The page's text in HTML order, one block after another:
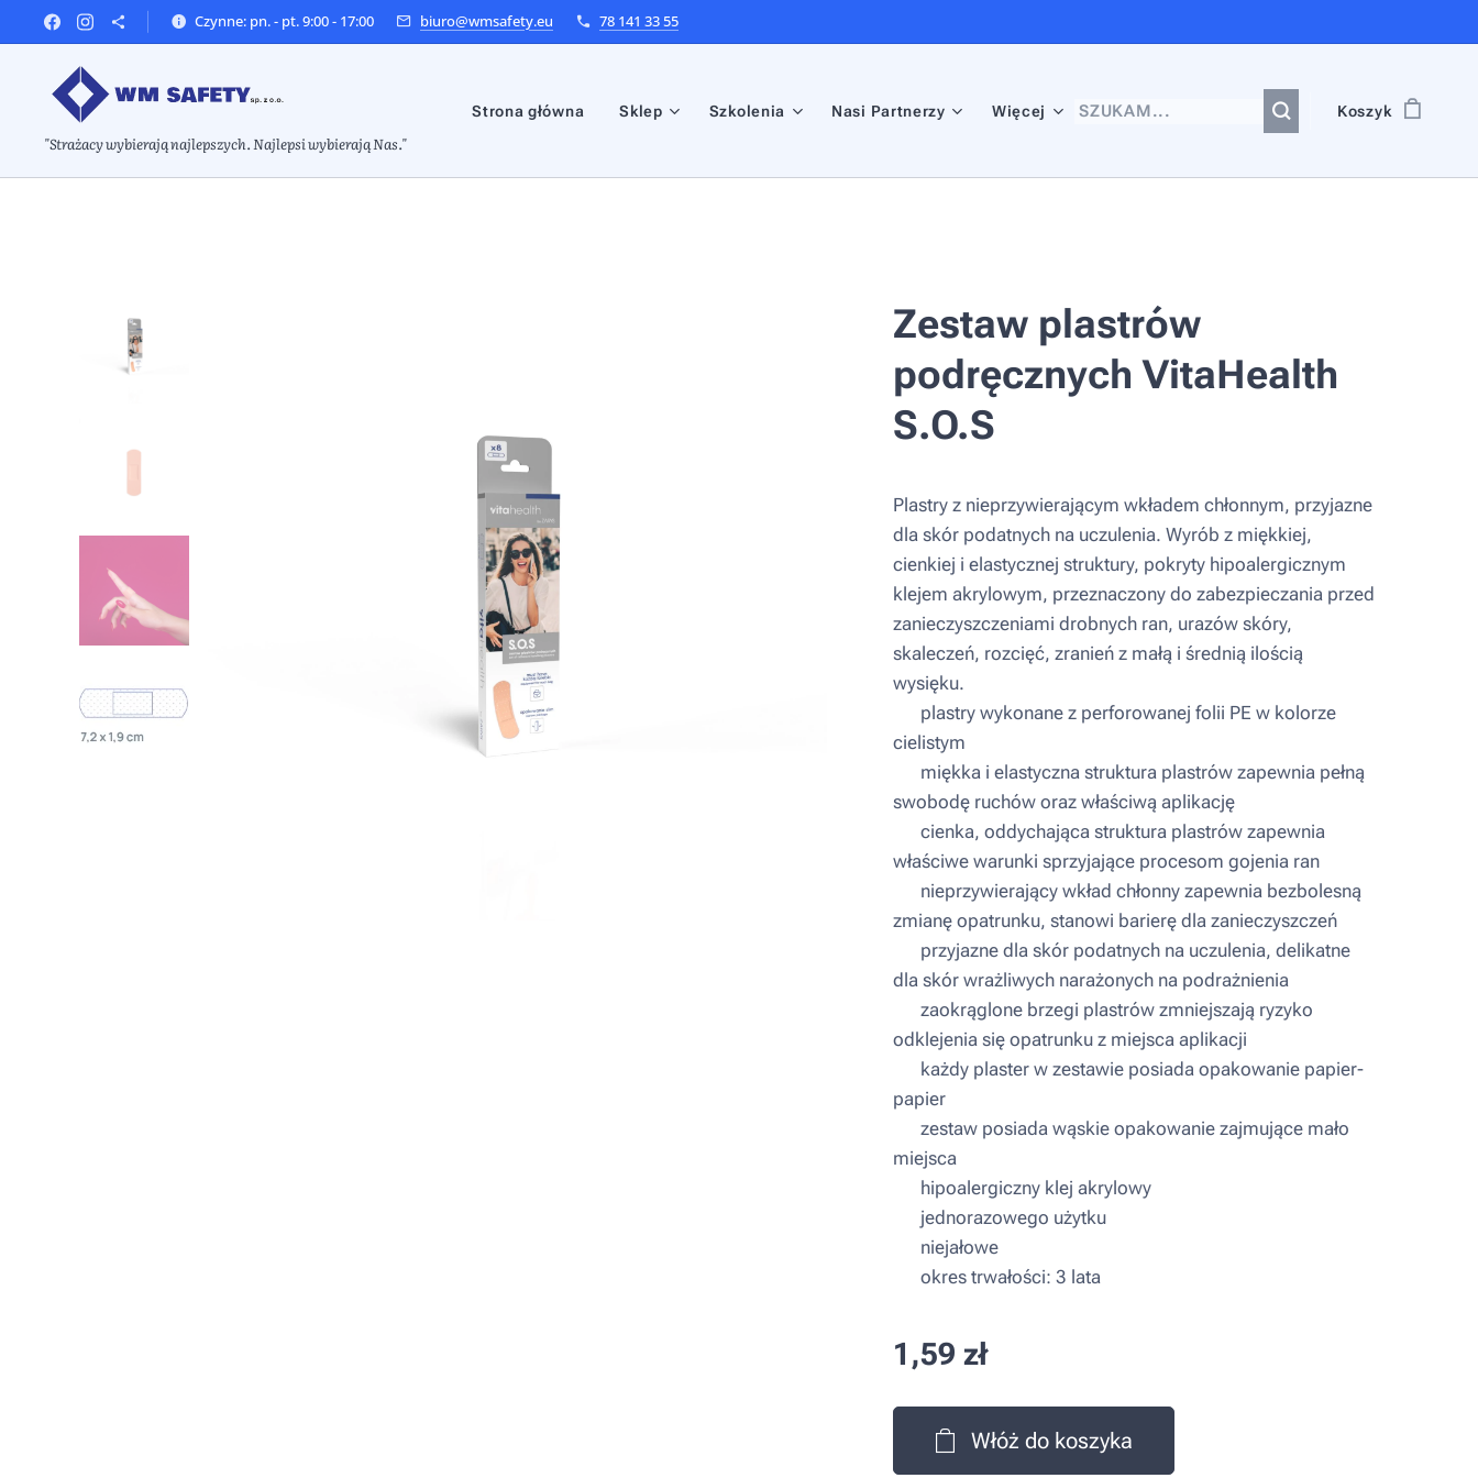
Czynne: pn. - pt. 9:00 - 17:00 biuro@wmsafety.eu 78 141 33 55
"Strażacy wybierają najlepszych. Najlepsi wybierają Nas."
Strona główna Sklep Szkolenia Nasi Partnerzy Więcej Koszyk
Zestaw plastrów
podręcznych VitaHealth
S.O.S
Plastry z nieprzywierającym wkładem chłonnym, przyjazne
dla skór podatnych na uczulenia. Wyrób z miękkiej,
cienkiej i elastycznej struktury, pokryty hipoalergicznym
klejem akrylowym, przeznaczony do zabezpieczania przed
zanieczyszczeniami drobnych ran, urazów skóry,
skaleczeń, rozcięć, zranień z małą i średnią ilością
wysięku.
▪ plastry wykonane z perforowanej folii PE w kolorze
cielistym
▪ miękka i elastyczna struktura plastrów zapewnia pełną
swobodę ruchów oraz właściwą aplikację
▪ cienka, oddychająca struktura plastrów zapewnia
właściwe warunki sprzyjające procesom gojenia ran
▪ nieprzywierający wkład chłonny zapewnia bezbolesną
zmianę opatrunku, stanowi barierę dla zanieczyszczeń
▪ przyjazne dla skór podatnych na uczulenia, delikatne
dla skór wrażliwych narażonych na podrażnienia
▪ zaokrąglone brzegi plastrów zmniejszają ryzyko
odklejenia się opatrunku z miejsca aplikacji
▪ każdy plaster w zestawie posiada opakowanie papier-
papier
▪ zestaw posiada wąskie opakowanie zajmujące mało
miejsca
▪ hipoalergiczny klej akrylowy
▪ jednorazowego użytku
▪ niejałowe
▪ okres trwałości: 3 lata
1,59 zł
Włóż do koszyka